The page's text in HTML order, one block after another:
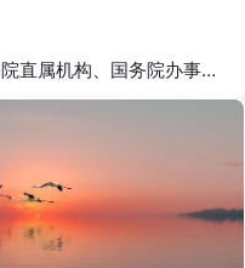
直属机构、国务院办事机